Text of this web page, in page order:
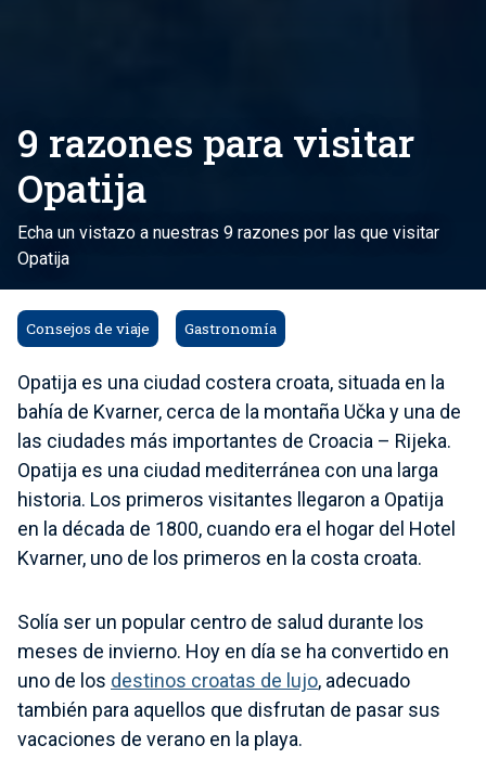
9 razones para visitar
Opatija
Echa un vistazo a nuestras 9 razones por las que visitar
Opatija
Consejos de viaje Gastronomía
Opatija es una ciudad costera croata, situada en la
bahía de Kvarner, cerca de la montaña Učka y una de
las ciudades más importantes de Croacia – Rijeka.
Opatija es una ciudad mediterránea con una larga
historia. Los primeros visitantes llegaron a Opatija
en la década de 1800, cuando era el hogar del Hotel
Kvarner, uno de los primeros en la costa croata.
Solía ser un popular centro de salud durante los
meses de invierno. Hoy en día se ha convertido en
uno de los destinos croatas de lujo, adecuado
también para aquellos que disfrutan de pasar sus
vacaciones de verano en la playa.